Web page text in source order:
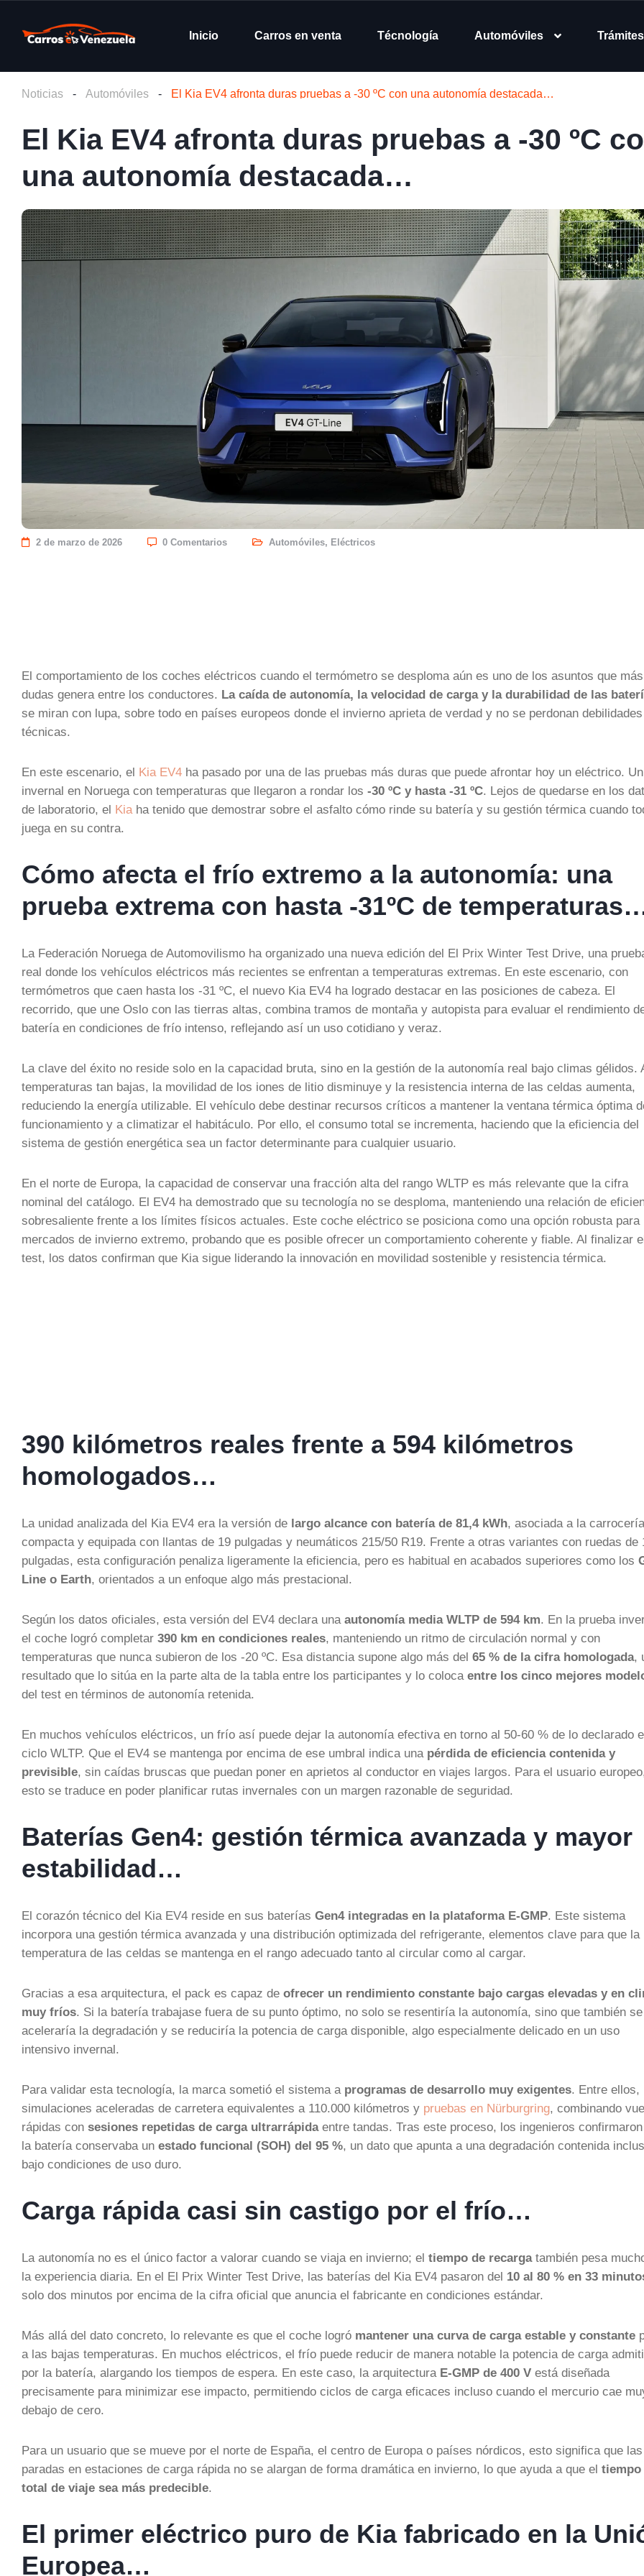
Inicio Carros en venta Técnología Automóviles
Noticias - Automóviles - El Kia EV4 afronta duras pruebas a -30 ºC con una autonomía destacada…
El Kia EV4 afronta duras pruebas a -30 ºC
una autonomía destacada…
2 de marzo de 2026 0 Comentarios Automóviles, Eléctricos
El comportamiento de los coches eléctricos cuando el termómetro se desploma aún es uno de los asuntos que más
dudas genera entre los conductores. La caída de autonomía, la velocidad de carga y la durabilidad de las
se miran con lupa, sobre todo en países europeos donde el invierno aprieta de verdad y no se perdonan debilidades
técnicas.
En este escenario, el Kia EV4 ha pasado por una de las pruebas más duras que puede afrontar hoy un eléctrico.
invernal en Noruega con temperaturas que llegaron a rondar los -30 ºC y hasta -31 ºC. Lejos de quedarse en los
de laboratorio, el Kia ha tenido que demostrar sobre el asfalto cómo rinde su batería y su gestión térmica cuando
juega en su contra.
Cómo afecta el frío extremo a la autonomía: una
prueba extrema con hasta -31ºC de
La Federación Noruega de Automovilismo ha organizado una nueva edición del El Prix Winter Test Drive, una
real donde los vehículos eléctricos más recientes se enfrentan a temperaturas extremas. En este escenario, con
termómetros que caen hasta los -31 ºC, el nuevo Kia EV4 ha logrado destacar en las posiciones de cabeza. El
recorrido, que une Oslo con las tierras altas, combina tramos de montaña y autopista para evaluar el rendimiento
batería en condiciones de frío intenso, reflejando así un uso cotidiano y veraz.
La clave del éxito no reside solo en la capacidad bruta, sino en la gestión de la autonomía real bajo climas gélidos.
temperaturas tan bajas, la movilidad de los iones de litio disminuye y la resistencia interna de las celdas aumenta,
reduciendo la energía utilizable. El vehículo debe destinar recursos críticos a mantener la ventana térmica óptima
funcionamiento y a climatizar el habitáculo. Por ello, el consumo total se incrementa, haciendo que la eficiencia del
sistema de gestión energética sea un factor determinante para cualquier usuario.
En el norte de Europa, la capacidad de conservar una fracción alta del rango WLTP es más relevante que la cifra
nominal del catálogo. El EV4 ha demostrado que su tecnología no se desploma, manteniendo una relación de
sobresaliente frente a los límites físicos actuales. Este coche eléctrico se posiciona como una opción robusta para
mercados de invierno extremo, probando que es posible ofrecer un comportamiento coherente y fiable. Al finalizar
test, los datos confirman que Kia sigue liderando la innovación en movilidad sostenible y resistencia térmica.
390 kilómetros reales frente a 594 kilómetros
homologados…
La unidad analizada del Kia EV4 era la versión de largo alcance con batería de 81,4 kWh, asociada a la carrocería
compacta y equipada con llantas de 19 pulgadas y neumáticos 215/50 R19. Frente a otras variantes con ruedas de
pulgadas, esta configuración penaliza ligeramente la eficiencia, pero es habitual en acabados superiores como los
Line o Earth, orientados a un enfoque algo más prestacional.
Según los datos oficiales, esta versión del EV4 declara una autonomía media WLTP de 594 km. En la prueba
el coche logró completar 390 km en condiciones reales, manteniendo un ritmo de circulación normal y con
temperaturas que nunca subieron de los -20 ºC. Esa distancia supone algo más del 65 % de la cifra homologada,
resultado que lo sitúa en la parte alta de la tabla entre los participantes y lo coloca entre los cinco mejores
del test en términos de autonomía retenida.
En muchos vehículos eléctricos, un frío así puede dejar la autonomía efectiva en torno al 50-60 % de lo declarado
ciclo WLTP. Que el EV4 se mantenga por encima de ese umbral indica una pérdida de eficiencia contenida y
previsible, sin caídas bruscas que puedan poner en aprietos al conductor en viajes largos. Para el usuario
esto se traduce en poder planificar rutas invernales con un margen razonable de seguridad.
Baterías Gen4: gestión térmica avanzada y mayor
estabilidad…
El corazón técnico del Kia EV4 reside en sus baterías Gen4 integradas en la plataforma E-GMP. Este sistema
incorpora una gestión térmica avanzada y una distribución optimizada del refrigerante, elementos clave para que la
temperatura de las celdas se mantenga en el rango adecuado tanto al circular como al cargar.
Gracias a esa arquitectura, el pack es capaz de ofrecer un rendimiento constante bajo cargas elevadas y en
muy fríos. Si la batería trabajase fuera de su punto óptimo, no solo se resentiría la autonomía, sino que también se
aceleraría la degradación y se reduciría la potencia de carga disponible, algo especialmente delicado en un uso
intensivo invernal.
Para validar esta tecnología, la marca sometió el sistema a programas de desarrollo muy exigentes. Entre ellos,
simulaciones aceleradas de carretera equivalentes a 110.000 kilómetros y pruebas en Nürburgring, combinando
rápidas con sesiones repetidas de carga ultrarrápidaentre tandas. Tras este proceso, los ingenieros
la batería conservaba un estado funcional (SOH) del 95 %, un dato que apunta a una degradación contenida
bajo condiciones de uso duro.
Carga rápida casi sin castigo por el frío…
La autonomía no es el único factor a valorar cuando se viaja en invierno; el tiempo de recargatambién pesa
la experiencia diaria. En el El Prix Winter Test Drive, las baterías del Kia EV4 pasaron del 10 al 80 % en 33
solo dos minutos por encima de la cifra oficial que anuncia el fabricante en condiciones estándar.
Más allá del dato concreto, lo relevante es que el coche logró mantener una curva de carga estable y constante
a las bajas temperaturas. En muchos eléctricos, el frío puede reducir de manera notable la potencia de carga
por la batería, alargando los tiempos de espera. En este caso, la arquitectura E-GMP de 400 V está diseñada
precisamente para minimizar ese impacto, permitiendo ciclos de carga eficaces incluso cuando el mercurio cae
debajo de cero.
Para un usuario que se mueve por el norte de España, el centro de Europa o países nórdicos, esto significa que las
paradas en estaciones de carga rápida no se alargan de forma dramática en invierno, lo que ayuda a que el tiempo
total de viaje sea más predecible.
El primer eléctrico puro de Kia fabricado en la
Europea…